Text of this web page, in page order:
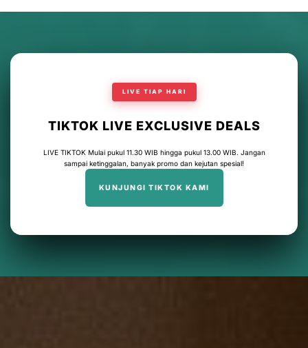
LIVE TIAP HARI
TIKTOK LIVE EXCLUSIVE DEALS
LIVE TIKTOK Mulai pukul 11.30 WIB hingga pukul 13.00 WIB. Jangan
sampai ketinggalan, banyak promo dan kejutan spesial!
KUNJUNGI TIKTOK KAMI